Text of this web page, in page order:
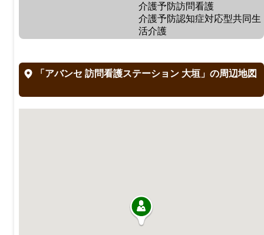
介護予防訪問看護
介護予防認知症対応型共同生
活介護
「アバンセ 訪問看護ステーション 大垣」の周辺地図